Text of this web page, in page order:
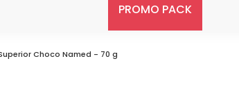
PROMO PACK
Choco Named - 70 g